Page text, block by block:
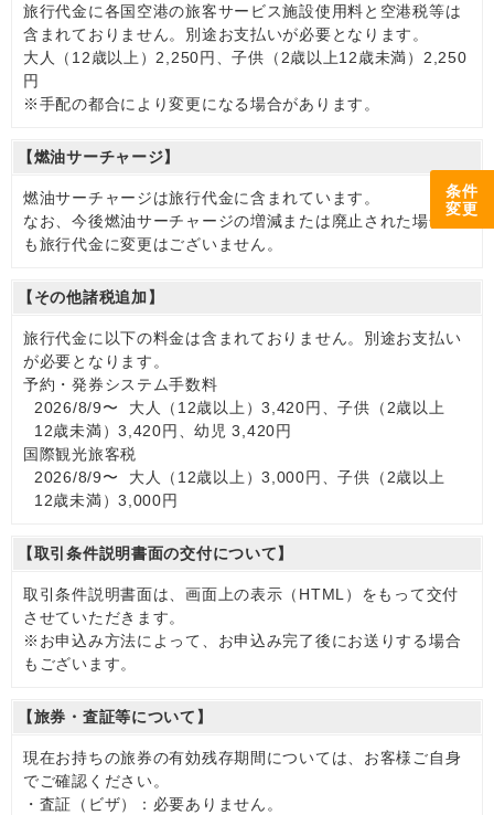
条件
変更
旅行代金に各国空港の旅客サービス施設使用料と空港税等は
含まれておりません。別途お支払いが必要となります。
大人（12歳以上）2,250円、子供（2歳以上12歳未満）2,250
円
※手配の都合により変更になる場合があります。
【燃油サーチャージ】
燃油サーチャージは旅行代金に含まれています。
なお、今後燃油サーチャージの増減または廃止された場合で
も旅行代金に変更はございません。
【その他諸税追加】
旅行代金に以下の料金は含まれておりません。別途お支払い
が必要となります。
予約・発券システム手数料
2026/8/9〜 大人（12歳以上）3,420円、子供（2歳以上
12歳未満）3,420円、幼児 3,420円
国際観光旅客税
2026/8/9〜 大人（12歳以上）3,000円、子供（2歳以上
12歳未満）3,000円
【取引条件説明書面の交付について】
取引条件説明書面は、画面上の表示（HTML）をもって交付
させていただきます。
※お申込み方法によって、お申込み完了後にお送りする場合
もございます。
【旅券・査証等について】
現在お持ちの旅券の有効残存期間については、お客様ご自身
でご確認ください。
・査証（ビザ）：必要ありません。